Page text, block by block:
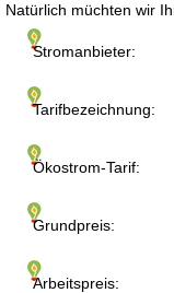
Stromanbieter:
Tarifbezeichnung:
Ökostrom-Tarif:
Grundpreis:
Arbeitspreis:
Natürlich müchten wir